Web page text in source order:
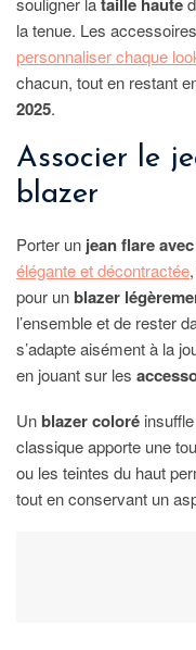
la tenue. Les
personnaliser chaque
chacun, tout en restant
2025.
Associer le
blazer
Porter un jean flare
élégante et décontractée
pour un blazer
l’ensemble et de rester
s’adapte aisément à la
en jouant sur les
Un blazer coloré
classique apporte une
ou les teintes du haut
tout en conservant un